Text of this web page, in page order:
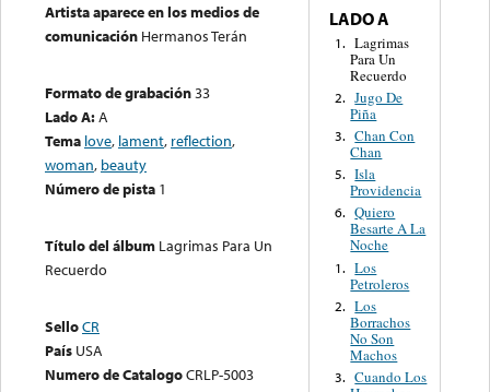
Artista aparece en los medios de
comunicación Hermanos Terán
Formato de grabación33
Lado A:A
Tema love, lament, reflection,
woman, beauty
Número de pista 1
Título del álbum Lagrimas Para Un
Recuerdo
SelloCR
País USA
Numero de CatalogoCRLP-5003
LADO A
1. Lagrimas
Para Un
Recuerdo
2. Jugo De
Piña
3. Chan Con
Chan
5. Isla
Providencia
6. Quiero
Besarte A La
Noche
1. Los
Petroleros
2. Los
Borrachos
No Son
Machos
3. Cuando Los